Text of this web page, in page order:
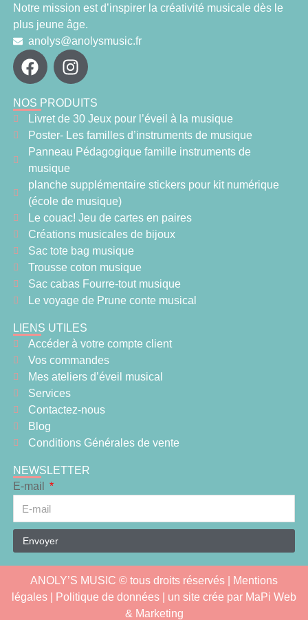
Notre mission est d’inspirer la créativité musicale dès le
plus jeune âge.
anolys@anolysmusic.fr
NOS PRODUITS
Livret de 30 Jeux pour l’éveil à la musique
Poster- Les familles d’instruments de musique
Panneau Pédagogique famille instruments de
musique
planche supplémentaire stickers pour kit numérique
(école de musique)
Le couac! Jeu de cartes en paires
Créations musicales de bijoux
Sac tote bag musique
Trousse coton musique
Sac cabas Fourre-tout musique
Le voyage de Prune conte musical
LIENS UTILES
Accéder à votre compte client
Vos commandes
Mes ateliers d’éveil musical
Services
Contactez-nous
Blog
Conditions Générales de vente
NEWSLETTER
E-mail
Envoyer
ANOLY’S MUSIC © tous droits réservés |
Mentions
légales | Politique de données | un site crée par MaPi Web
& Marketing